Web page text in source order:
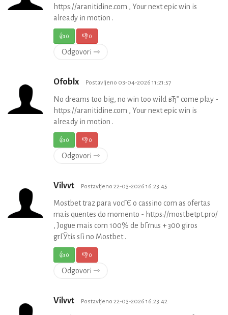
https://aranitidine.com , Your next epic win is
already in motion .
👍0 👎0
Odgovori ⇾
Ofoblx Postavljeno 03-04-2026 11:21:57
No dreams too big, no win too wild вЂ” come play -
https://aranitidine.com , Your next epic win is
already in motion .
👍0 👎0
Odgovori ⇾
Vilvvt Postavljeno 22-03-2026 16:23:45
Mostbet traz para vocГЄ o cassino com as ofertas
mais quentes do momento - https://mostbetpt.pro/
, Jogue mais com 100% de bГґnus + 300 giros
grГЎtis sГі no Mostbet .
👍0 👎0
Odgovori ⇾
Vilvvt Postavljeno 22-03-2026 16:23:42